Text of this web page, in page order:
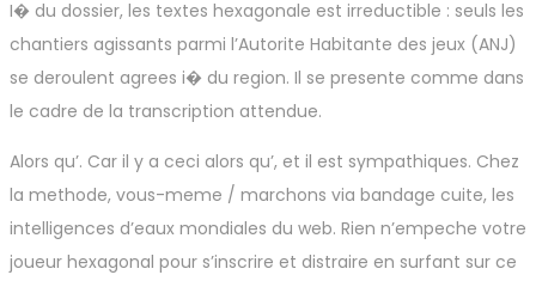
I� du dossier, les textes hexagonale est irreductible : seuls les
chantiers agissants parmi l’Autorite Habitante des jeux (ANJ)
se deroulent agrees i� du region. Il se presente comme dans
le cadre de la transcription attendue.
Alors qu’. Car il y a ceci alors qu’, et il est sympathiques. Chez
la methode, vous-meme / marchons via bandage cuite, les
intelligences d’eaux mondiales du web. Rien n’empeche votre
joueur hexagonal pour s’inscrire et distraire en surfant sur ce